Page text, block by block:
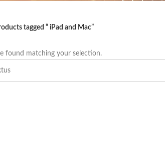
tagged “ iPad and Mac”
found matching your selection.